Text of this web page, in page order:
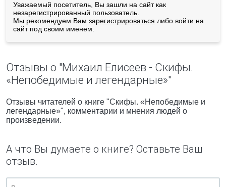
Уважаемый посетитель, Вы зашли на сайт как
незарегистрированный пользователь.
Мы рекомендуем Вам зарегистрироваться либо войти на
сайт под своим именем.
Отзывы о "Михаил Елисеев - Скифы.
«Непобедимые и легендарные»"
Отзывы читателей о книге "Скифы. «Непобедимые и
легендарные»", комментарии и мнения людей о
произведении.
А что Вы думаете о книге? Оставьте Ваш
отзыв.